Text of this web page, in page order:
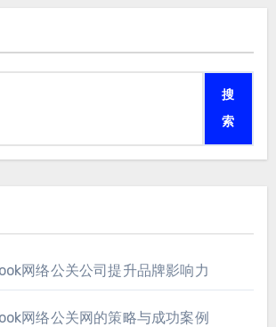
搜
索
网络公关公司提升品牌影响力
网络公关网的策略与成功案例